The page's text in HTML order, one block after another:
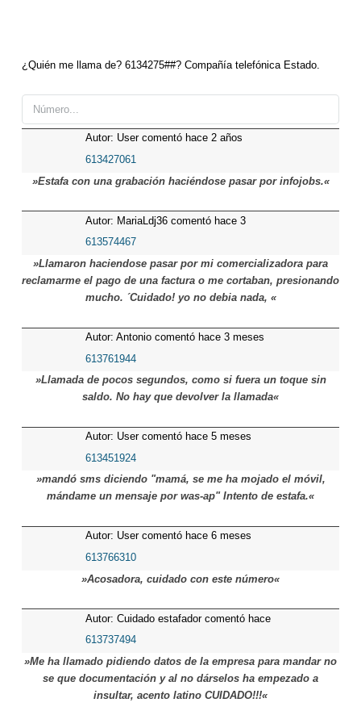
¿Quién me llama de? 6134275##? Compañía telefónica Estado.
Autor: User comentó hace 2 años
613427061
»Estafa con una grabación haciéndose pasar por infojobs.«
Autor: MariaLdj36 comentó hace 3
meses
613574467
»Llamaron haciendose pasar por mi comercializadora para
reclamarme el pago de una factura o me cortaban, presionando
mucho. ´Cuidado! yo no debia nada, «
Autor: Antonio comentó hace 3 meses
613761944
»Llamada de pocos segundos, como si fuera un toque sin
saldo. No hay que devolver la llamada«
Autor: User comentó hace 5 meses
613451924
»mandó sms diciendo "mamá, se me ha mojado el móvil,
mándame un mensaje por was-ap" Intento de estafa.«
Autor: User comentó hace 6 meses
613766310
»Acosadora, cuidado con este número«
Autor: Cuidado estafador comentó hace
7 meses
613737494
»Me ha llamado pidiendo datos de la empresa para mandar no
se que documentación y al no dárselos ha empezado a
insultar, acento latino CUIDADO!!!«